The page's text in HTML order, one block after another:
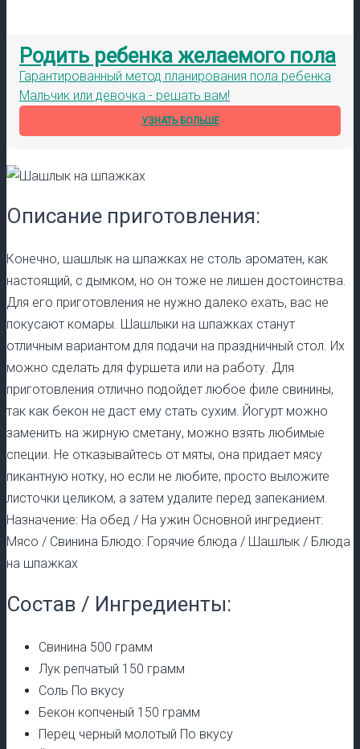
Родить ребенка желаемого пола
Гарантированный метод планирования пола ребенка
Мальчик или девочка - решать вам!
УЗНАТЬ БОЛЬШЕ
Описание приготовления:
Конечно, шашлык на шпажках не столь ароматен, как
настоящий, с дымком, но он тоже не лишен достоинства.
Для его приготовления не нужно далеко ехать, вас не
покусают комары. Шашлыки на шпажках станут
отличным вариантом для подачи на праздничный стол. Их
можно сделать для фуршета или на работу. Для
приготовления отлично подойдет любое филе свинины,
так как бекон не даст ему стать сухим. Йогурт можно
заменить на жирную сметану, можно взять любимые
специи. Не отказывайтесь от мяты, она придает мясу
пикантную нотку, но если не любите, просто выложите
листочки целиком, а затем удалите перед запеканием.
Назначение: На обед / На ужин Основной ингредиент:
Мясо / Свинина Блюдо: Горячие блюда / Шашлык / Блюда
на шпажках
Состав / Ингредиенты:
Свинина 500 грамм
Лук репчатый 150 грамм
Соль По вкусу
Бекон копченый 150 грамм
Перец черный молотый По вкусу